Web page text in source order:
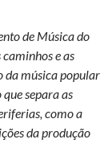
de Música do
e as
da música popular
separa as
como a
da produção